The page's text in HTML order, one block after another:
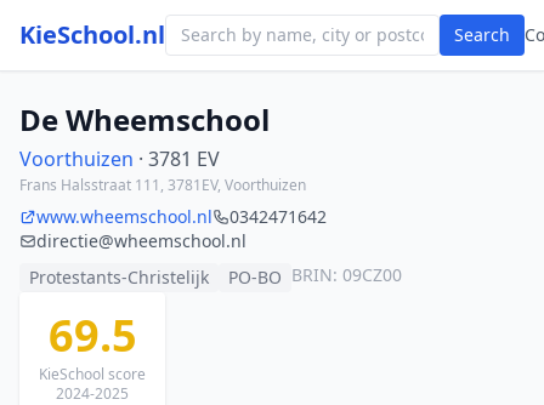
KieSchool.nl Search
De Wheemschool
Voorthuizen · 3781 EV
Frans Halsstraat 111, 3781EV, Voorthuizen
www.wheemschool.nl
0342471642
directie@wheemschool.nl
Protestants-Christelijk
PO-BO BRIN: 09CZ00
69.5
KieSchool score
2024-2025